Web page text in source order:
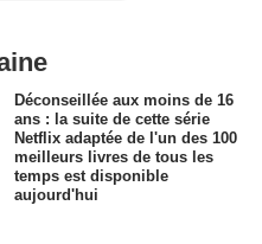
Déconseillée aux moins de 16
ans : la suite de cette série
Netflix adaptée de l'un des 100
meilleurs livres de tous les
temps est disponible
aujourd'hui